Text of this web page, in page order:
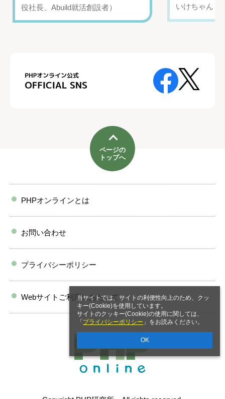
当サイトでは、サイトの利便性向上のため、クッ
キー(Cookie)を使用しています。
サイトのクッキー(Cookie)の使用に関しては、
「 プライバシーポリシー 」をお読みください。
OK
役社長、Abuild就活創設者）
いけちゃん（
ページの
トップへ
PHPオンラインとは
お問い合わせ
プライバシーポリシー
Webサイトご利用にあたって